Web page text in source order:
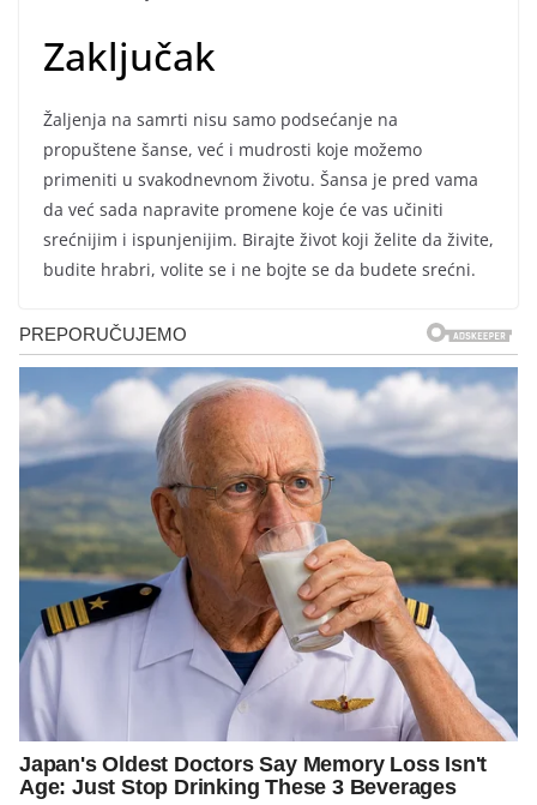
Zaključak
Žaljenja na samrti nisu samo podsećanje na
propuštene šanse, već i mudrosti koje možemo
primeniti u svakodnevnom životu. Šansa je pred vama
da već sada napravite promene koje će vas učiniti
srećnijim i ispunjenijim. Birajte život koji želite da živite,
budite hrabri, volite se i ne bojte se da budete srećni.